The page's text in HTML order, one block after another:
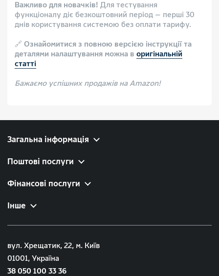
Важливо для новачків! Для тестування
функціоналу діє безкоштовний період — перші 30
днів користування системою без оплати тарифу.
🔗 Ознайомитися з повною версією інструкції та
деталями налаштування можна в оригінальній
статті
Бажаємо успішних продажів на Amazon!
Загальна інформація
Поштові послуги
Фінансові послуги
Інше
вул. Хрещатик, 22, м. Київ
01001, Україна
38 050 100 33 36